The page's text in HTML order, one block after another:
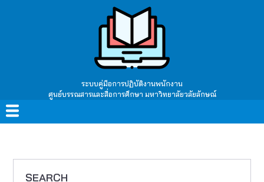
ระบบคู่มือการปฏิบัติงานพนักงาน
ศูนย์บรรณสารและสื่อการศึกษา มหาวิทยาลัยวลัยลักษณ์
Main
SEARCH